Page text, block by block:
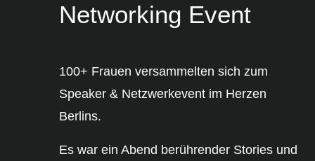
Networking Event
100+ Frauen versammelten sich zum
Speaker & Netzwerkevent im Herzen
Berlins.
Es war ein Abend berührender Stories und